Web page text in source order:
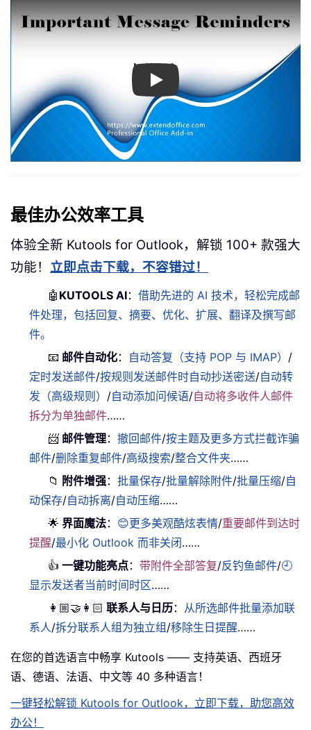
Play
最佳办公效率工具
体验全新 Kutools for Outlook，解锁 100+ 款强大
功能！ 立即点击下载，不容错过！
🤖 KUTOOLS AI：借助先进的 AI 技术，轻松完成邮
件处理，包括回复、摘要、优化、扩展、翻译及撰写邮
件。
📧 邮件自动化： 自动答复（支持 POP 与 IMAP） /
定时发送邮件/按规则发送邮件时自动抄送密送/自动转
发（高级规则） /自动添加问候语/自动将多收件人邮件
拆分为单独邮件……
📨 邮件管理：撤回邮件/按主题及更多方式拦截诈骗
邮件/删除重复邮件/高级搜索/整合文件夹……
📁 附件增强：批量保存/批量解除附件/批量压缩/自
动保存/自动拆离/自动压缩……
🌟 界面魔法： 😊更多美观酷炫表情/重要邮件到达时
提醒/最小化 Outlook 而非关闭……
👍 一键功能亮点：带附件全部答复/反钓鱼邮件/🕘
显示发送者当前时间时区……
👩🏼‍🤝‍👩🏻 联系人与日历： 从所选邮件批量添加联
系人/拆分联系人组为独立组/移除生日提醒……
在您的首选语言中畅享 Kutools —— 支持英语、西班牙
语、德语、法语、中文等 40 多种语言！
一键轻松解锁 Kutools for Outlook，立即下载，助您高效
办公！